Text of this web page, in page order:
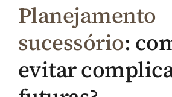
Planejamento
sucessório:
evitar